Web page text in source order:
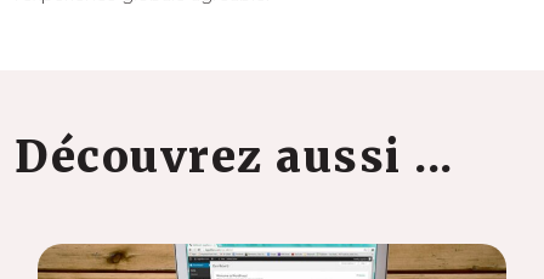
Découvrez aussi ...